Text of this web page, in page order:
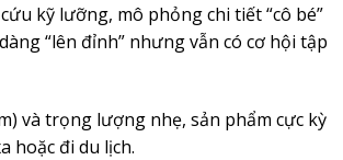
kỹ lưỡng, mô phỏng chi tiết “cô bé”
“lên đỉnh” nhưng vẫn có cơ hội tập
và trọng lượng nhẹ, sản phẩm cực kỳ
hoặc đi du lịch.